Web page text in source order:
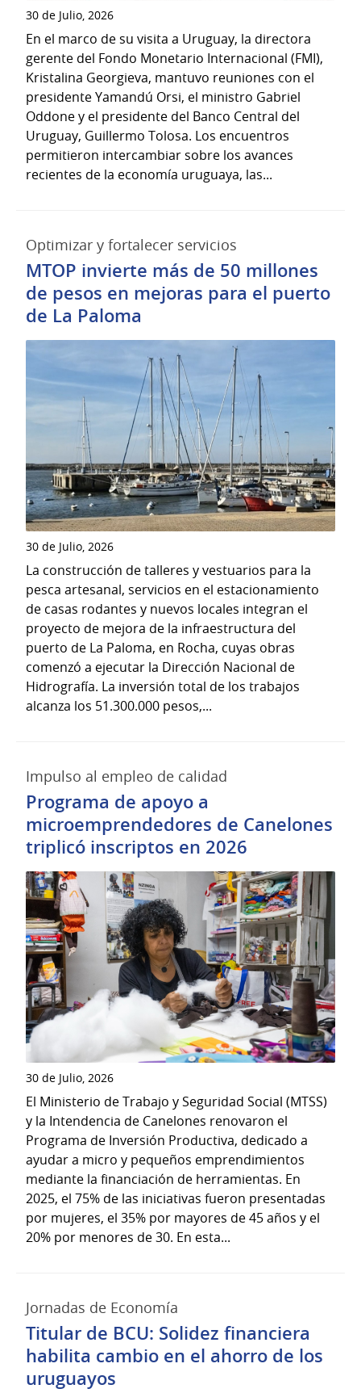
30 de Julio, 2026
En el marco de su visita a Uruguay, la directora
gerente del Fondo Monetario Internacional (FMI),
Kristalina Georgieva, mantuvo reuniones con el
presidente Yamandú Orsi, el ministro Gabriel
Oddone y el presidente del Banco Central del
Uruguay, Guillermo Tolosa. Los encuentros
permitieron intercambiar sobre los avances
recientes de la economía uruguaya, las...
Optimizar y fortalecer servicios
MTOP invierte más de 50 millones
de pesos en mejoras para el puerto
de La Paloma
30 de Julio, 2026
La construcción de talleres y vestuarios para la
pesca artesanal, servicios en el estacionamiento
de casas rodantes y nuevos locales integran el
proyecto de mejora de la infraestructura del
puerto de La Paloma, en Rocha, cuyas obras
comenzó a ejecutar la Dirección Nacional de
Hidrografía. La inversión total de los trabajos
alcanza los 51.300.000 pesos,...
Impulso al empleo de calidad
Programa de apoyo a
microemprendedores de Canelones
triplicó inscriptos en 2026
30 de Julio, 2026
El Ministerio de Trabajo y Seguridad Social (MTSS)
y la Intendencia de Canelones renovaron el
Programa de Inversión Productiva, dedicado a
ayudar a micro y pequeños emprendimientos
mediante la financiación de herramientas. En
2025, el 75% de las iniciativas fueron presentadas
por mujeres, el 35% por mayores de 45 años y el
20% por menores de 30. En esta...
Jornadas de Economía
Titular de BCU: Solidez financiera
habilita cambio en el ahorro de los
uruguayos